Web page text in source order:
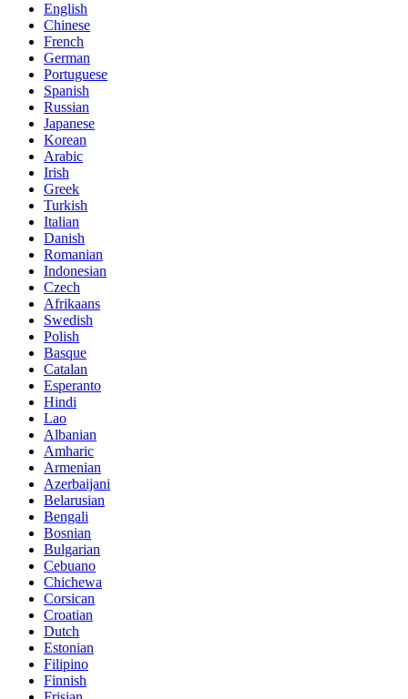
English
Chinese
French
German
Portuguese
Spanish
Russian
Japanese
Korean
Arabic
Irish
Greek
Turkish
Italian
Danish
Romanian
Indonesian
Czech
Afrikaans
Swedish
Polish
Basque
Catalan
Esperanto
Hindi
Lao
Albanian
Amharic
Armenian
Azerbaijani
Belarusian
Bengali
Bosnian
Bulgarian
Cebuano
Chichewa
Corsican
Croatian
Dutch
Estonian
Filipino
Finnish